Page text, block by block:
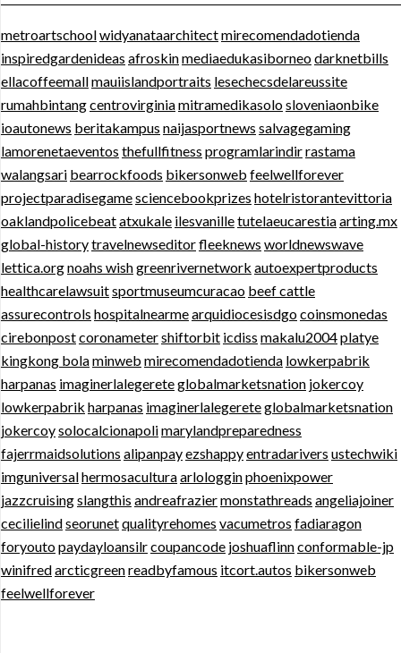
metroartschoolwidyanataarchitectmirecomendadotienda
inspiredgardenideas afroskinmediaedukasiborneodarknetbills
ellacoffeemallmauiislandportraits lesechecsdelareussite
rumahbintangcentrovirginiamitramedikasolosloveniaonbike
ioautonews beritakampus naijasportnews salvagegaming
lamorenetaeventos thefullfitness programlarindirrastama
walangsari bearrockfoods bikersonweb feelwellforever
projectparadisegamesciencebookprizes hotelristorantevittoria
oaklandpolicebeatatxukale ilesvanilletutelaeucarestiaarting.mx
global-historytravelnewseditorfleeknews worldnewswave
lettica.orgnoahs wishgreenrivernetwork autoexpertproducts
healthcarelawsuitsportmuseumcuracao beef cattle
assurecontrols hospitalnearmearquidiocesisdgocoinsmonedas
cirebonpostcoronametershiftorbit icdiss makalu2004platye
kingkong bolaminweb mirecomendadotienda lowkerpabrik
harpanas imaginerlalegereteglobalmarketsnation jokercoy
lowkerpabrik harpanas imaginerlalegereteglobalmarketsnation
jokercoysolocalcionapolimarylandpreparedness
fajerrmaidsolutions alipanpayezshappyentradarivers ustechwiki
imguniversalhermosaculturaarlologginphoenixpower
jazzcruisingslangthis andreafraziermonstathreads angeliajoiner
cecilielindseorunetqualityrehomes vacumetros fadiaragon
foryoutopaydayloansilrcoupancode joshuaflinnconformable-jp
winifredarcticgreenreadbyfamous itcort.autos bikersonweb
feelwellforever